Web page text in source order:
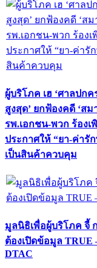
ผู้บริโภค เฮ ‘ศาลปกค
สูงสุด’ ยกฟ้องคดี ‘สม
รพ.เอกชน-พวก ร้องเ
ประกาศให้ “ยา-ค่ารั
เป็นสินค้าควบคุม
มูลนิธิเพื่อผู้บริโภค จี้
ต้องเปิดข้อมูล TRUE
DTAC